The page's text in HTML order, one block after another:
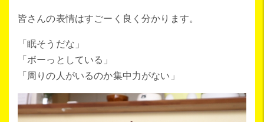
皆さんの表情はすごーく良く分かります。
「眠そうだな」
「ボーっとしている」
「周りの人がいるのか集中力がない」